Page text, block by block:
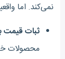
نمی‌کند. اما
ثبات قیمت